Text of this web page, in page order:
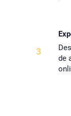
3
de